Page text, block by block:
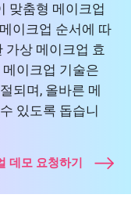
맞춤형 메이크업
이크업 순서에 따
가상 메이크업 효
이크업 기술은
되며, 올바른 메
있도록 돕습니
데모 요청하기